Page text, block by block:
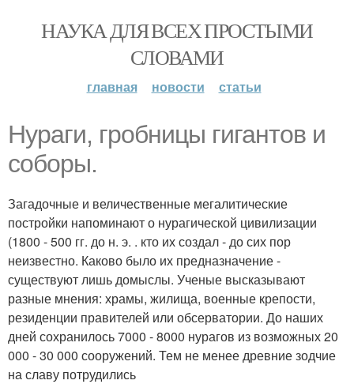
НАУКА ДЛЯ ВСЕХ ПРОСТЫМИ
СЛОВАМИ
главная новости статьи
Нураги, гробницы гигантов и
соборы.
Загадочные и величественные мегалитические
постройки напоминают о нурагической цивилизации
(1800 - 500 гг. до н. э. . кто их создал - до сих пор
неизвестно. Каково было их предназначение -
существуют лишь домыслы. Ученые высказывают
разные мнения: храмы, жилища, военные крепости,
резиденции правителей или обсерватории. До наших
дней сохранилось 7000 - 8000 нурагов из возможных 20
000 - 30 000 сооружений. Тем не менее древние зодчие
на славу потрудились